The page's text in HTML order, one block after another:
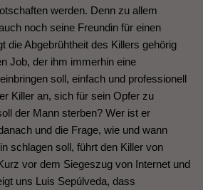
werden. Denn zu allem
noch seine Freundin für einen
die Abgebrühtheit des Killers gehörig
Job, der ihm immerhin eine
soll, einfach und professionell
Killer an, sich für sein Opfer zu
der Mann sterben? Wer ist er
und die Frage, wie und wann
schlagen soll, führt den Killer von
vor dem Siegeszug von Internet und
uns Luis Sepúlveda, dass